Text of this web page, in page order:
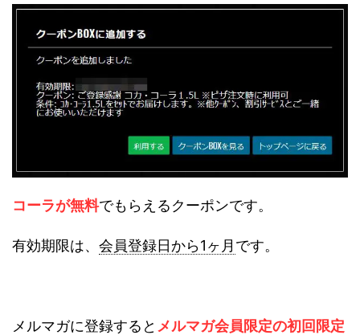
コーラが無料でもらえるクーポンです。
有効期限は、 会員登録日から1ヶ月 です。
メルマガに登録すると メルマガ会員限定の初回限定